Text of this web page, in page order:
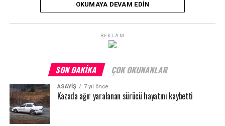
OKUMAYA DEVAM EDIN
REKLAM
SON DAKIKA ÇOK OKUNANLAR
ASAYİŞ 7 yıl önce
Kazada ağır yaralanan sürücü hayatını kaybetti